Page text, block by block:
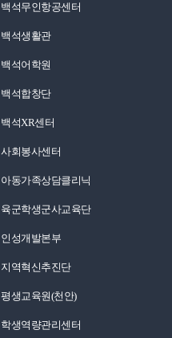
백석무인항공센터
백석생활관
백석어학원
백석합창단
백석XR센터
사회봉사센터
아동가족상담클리닉
육군학생군사교육단
인성개발본부
지역혁신추진단
평생교육원(천안)
학생역량관리센터